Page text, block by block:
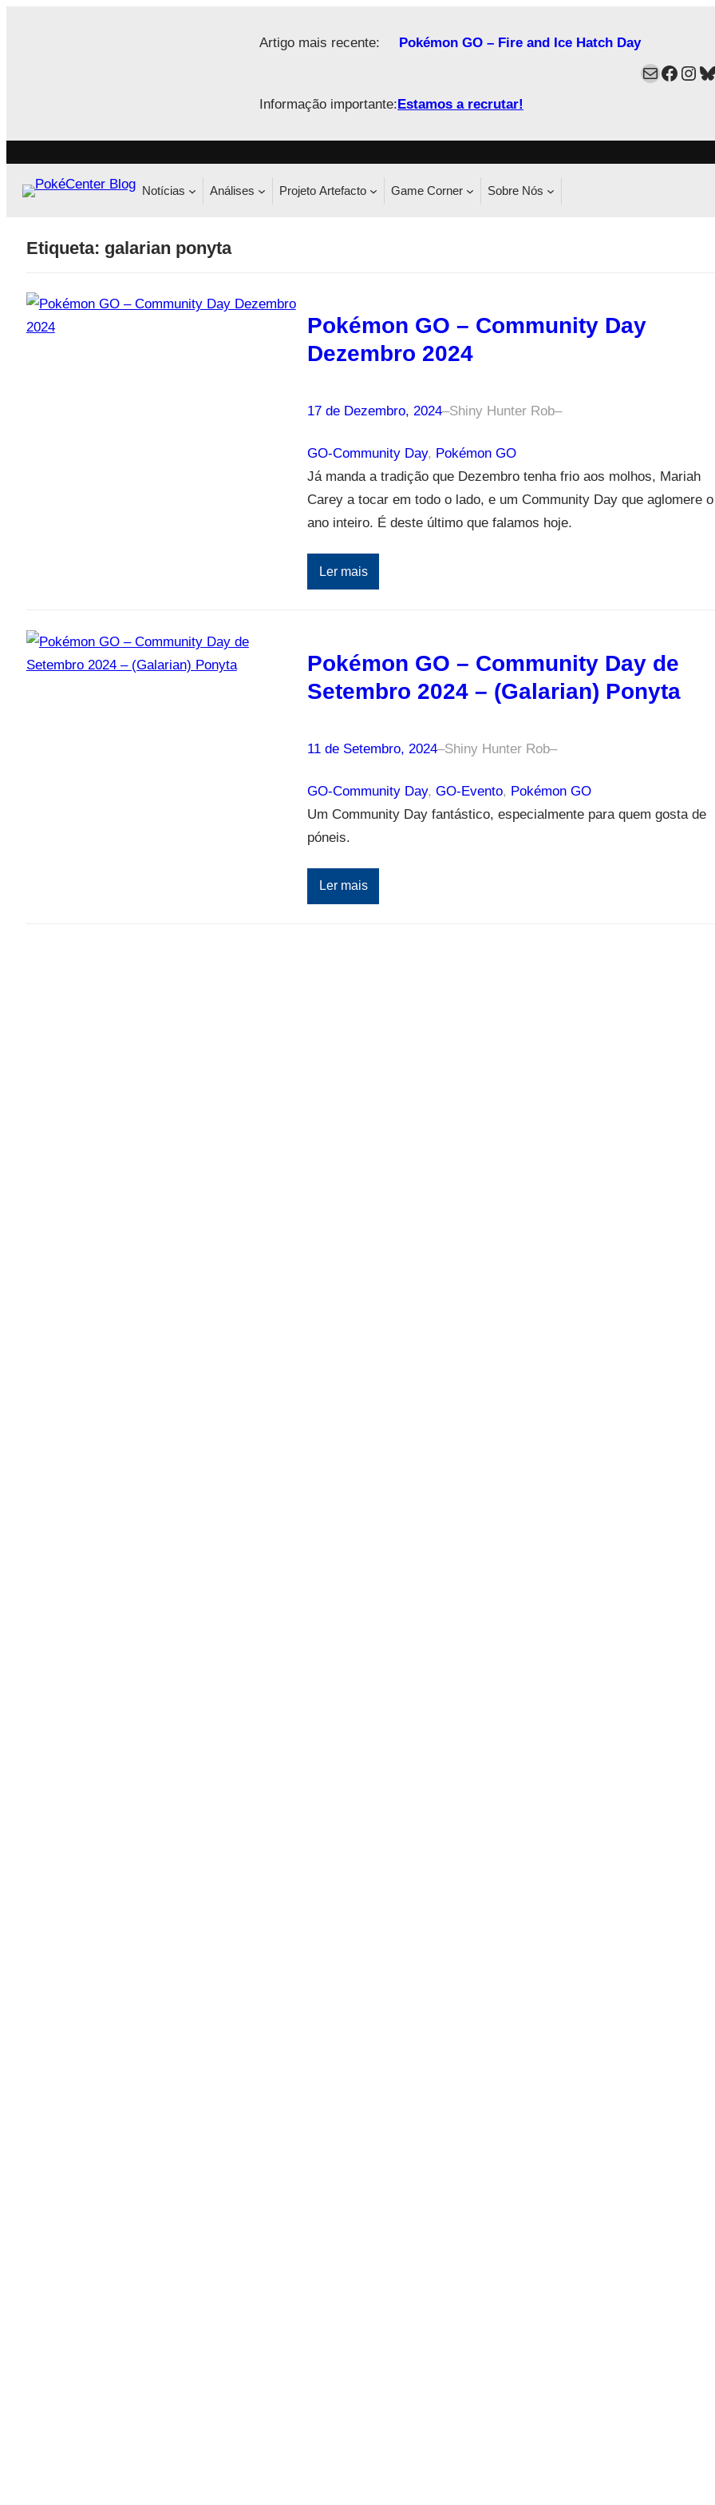
Artigo mais recente: Pokémon GO – Fire and Ice Hatch Day
Informação importante:Estamos a recrutar!
Mail
Notícias Análises Projeto Artefacto Game Corner Sobre Nós
Etiqueta: galarian ponyta
Pokémon GO – Community Day
Dezembro 2024
17 de Dezembro, 2024–Shiny Hunter Rob–
GO-Community Day, Pokémon GO
Já manda a tradição que Dezembro tenha frio aos molhos, Mariah
Carey a tocar em todo o lado, e um Community Day que aglomere o
ano inteiro. É deste último que falamos hoje.
Ler mais
Pokémon GO – Community Day de
Setembro 2024 – (Galarian) Ponyta
11 de Setembro, 2024–Shiny Hunter Rob–
GO-Community Day, GO-Evento, Pokémon GO
Um Community Day fantástico, especialmente para quem gosta de
póneis.
Ler mais